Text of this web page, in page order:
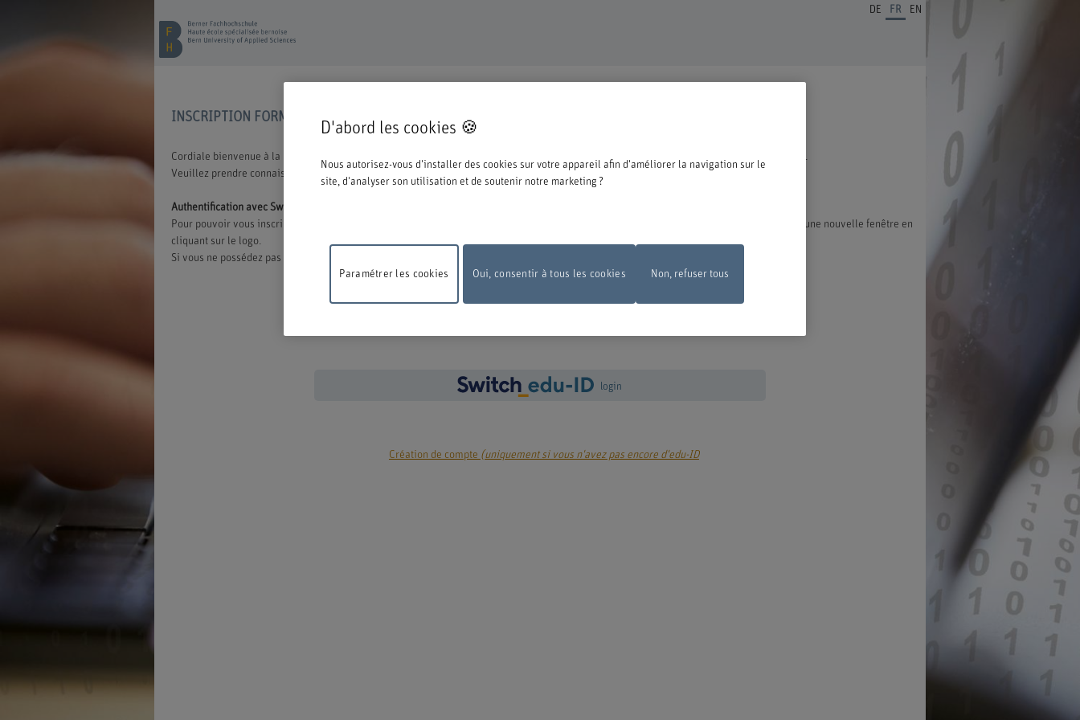
DE FR EN
INSCRIPTION FORMATION CONTINUE
Cordiale bienvenue à la BFH. Vous avez opté pour une formation ou un perfectionnement dans notre institution et nous nous en réjouissons.
Veuillez prendre connaissance des informations ci-dessous concernant le processus d'inscription.
Authentification avec Switch edu-ID
Pour pouvoir vous inscrire à une offre de la BFH, vous devez vous connecter avec l'edu-ID de Switch. La fenêtre de connexion s'ouvre dans une nouvelle fenêtre en
cliquant sur le logo.
Si vous ne possédez pas encore d'edu-ID, vous pouvez le créer directement chez Switch.
login
Création de compte (uniquement si vous n'avez pas encore d'edu-ID
D'abord les cookies 🍪
Nous autorisez-vous d'installer des cookies sur votre appareil afin d'améliorer la navigation sur le
site, d'analyser son utilisation et de soutenir notre marketing ?
Oui, consentir à tous les cookies
Paramétrer les cookies Non, refuser tous